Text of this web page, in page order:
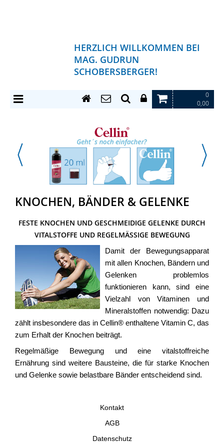
HERZLICH WILLKOMMEN BEI
MAG. GUDRUN
SCHOBERSBERGER!
0
0,00
KNOCHEN, BÄNDER & GELENKE
FESTE KNOCHEN UND GESCHMEIDIGE GELENKE DURCH
VITALSTOFFE UND REGELMÄSSIGE BEWEGUNG
Damit der Bewegungsapparat
mit allen Knochen, Bändern und
Gelenken problemlos
funktionieren kann, sind eine
Vielzahl von Vitaminen und
Mineralstoffen notwendig: Dazu
zählt insbesondere das in Cellin® enthaltene Vitamin C, das
zum Erhalt der Knochen beiträgt.
Regelmäßige Bewegung und eine vitalstoffreiche
Ernährung sind weitere Bausteine, die für starke Knochen
und Gelenke sowie belastbare Bänder entscheidend sind.
Kontakt
AGB
Datenschutz